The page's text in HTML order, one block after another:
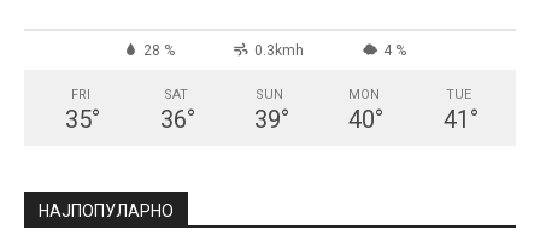
28 % 0.3kmh 4 %
FRI
35°
SAT
36°
SUN
39°
MON
40°
TUE
41 °
НАЈПОПУЛАРНО